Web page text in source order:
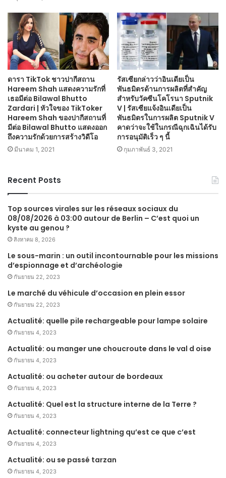
ดารา TikTok ชาวปากีสถาน
Hareem Shah แสดงความรักที่
เธอมีต่อ Bilawal Bhutto
Zardari | หัวใจของ TikToker
Hareem Shah ของปากีสถานที่
มีต่อ Bilawal Bhutto แสดงออก
ถึงความรักด้วยการสร้างวิดีโอ
มีนาคม 1, 2021
รัสเซียกล่าวว่าอินเดียเป็น
พันธมิตรด้านการผลิตที่สำคัญ
สำหรับวัคซีนโคโรนา Sputnik
V | รัสเซียแจ้งอินเดียเป็น
พันธมิตรในการผลิต Sputnik V
คาดว่าจะใช้ในกรณีฉุกเฉินได้รับ
การอนุมัติเร็ว ๆ นี้
กุมภาพันธ์ 3, 2021
Recent Posts
Top sources virales sur les réseaux sociaux du
08/08/2026 à 03:00 autour de Berlin – C’est quoi un
kyste au genou ?
สิงหาคม 8, 2026
Le sous-marin : un outil incontournable pour les missions
d’espionnage et d’archéologie
กันยายน 22, 2023
Le marché du véhicule d’occasion en plein essor
กันยายน 22, 2023
Actualité: quelle pile rechargeable pour lampe solaire
กันยายน 4, 2023
Actualité: ou manger une choucroute dans le val d oise
กันยายน 4, 2023
Actualité: ou acheter autour de bordeaux
กันยายน 4, 2023
Actualité: Quel est la structure interne de la Terre ?
กันยายน 4, 2023
Actualité: connecteur lightning qu’est ce que c’est
กันยายน 4, 2023
Actualité: ou se passé tarzan
กันยายน 4, 2023